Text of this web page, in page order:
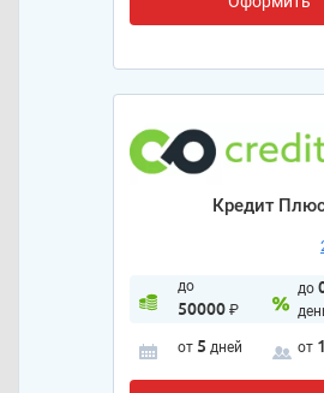
Кредит
до
50000₽
до
от 5 дней от